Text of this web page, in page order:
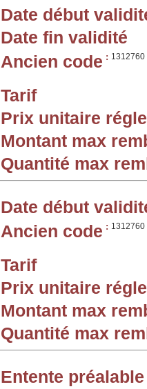
Date début
Date fin validité
Ancien code : 1312760
Tarif
Prix unitaire
Montant max
Quantité max
Date début
Ancien code : 1312760
Tarif
Prix unitaire
Montant max
Quantité max
Entente préalable